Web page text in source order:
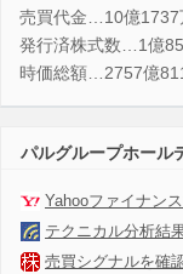
売買代金…10億1737
発行済株式数…1億
時価総額…2757億
パルグループホール
Yahooファイナン
テクニカル分析結
売買シグナルを確